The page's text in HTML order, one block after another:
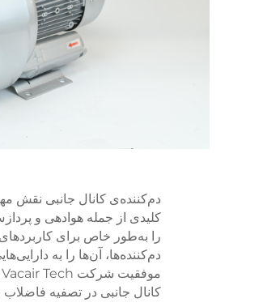
دم‌کننده‌ی کانال جانبی نقش
را به‌طور خاص برای
دم‌کننده‌ها، آن‌ها را به
کانال جانبی در تصفیه